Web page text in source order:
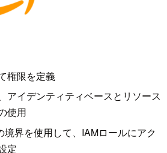
権限を定義
アイデンティティベースとリソース
使用
境界を使用して、IAMロールにアク
定